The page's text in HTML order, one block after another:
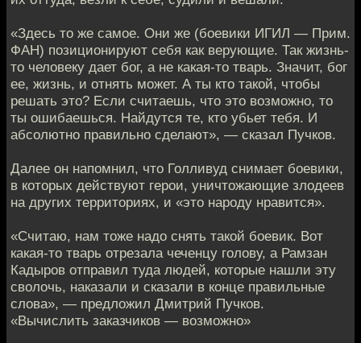
«Здесь то же самое. Они же (боевики ИГИЛ — Прим.
ФАН) позиционируют себя как верующие. Так жизнь-
то человеку дает бог, а не какая-то тварь. Значит, бог
ее, жизнь, и отнять может. А ты кто такой, чтобы
решать это? Если считаешь, что это возможно, то
ты ошибаешься. Найдутся те, кто убьет тебя. И
абсолютно правильно сделают», — сказал Пучков.
Далее он напомнил, что Голливуд снимает боевики,
в которых действуют герои, уничтожающие злодеев
на других территориях, и «это народу нравится».
«Считаю, нам тоже надо снять такой боевик. Вот
какая-то тварь отрезала чеченцу голову, а Рамзан
Кадыров отправил туда людей, которые нашли эту
сволочь, наказали и сказали в конце правильные
слова», — предложил Дмитрий Пучков.
«Вычислить заказчиков — возможно»